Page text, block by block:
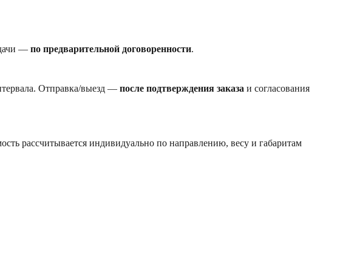
— по предварительной договоренности.
Отправка/выезд — после подтверждения заказа и согласования
рассчитывается индивидуально по направлению, весу и габаритам